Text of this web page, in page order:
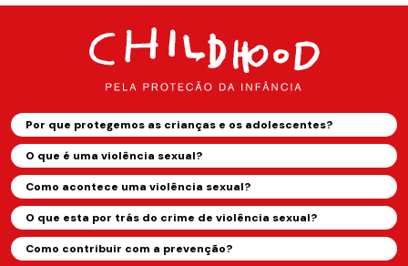
Por que protegemos as crianças e os adolescentes?
O que é uma violência sexual?
Como acontece uma violência sexual?
O que esta por trás do crime de violência sexual?
Como contribuir com a prevenção?